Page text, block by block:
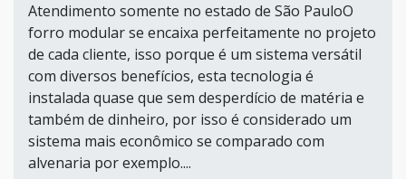
Atendimento somente no estado de São PauloO
forro modular se encaixa perfeitamente no projeto
de cada cliente, isso porque é um sistema versátil
com diversos benefícios, esta tecnologia é
instalada quase que sem desperdício de matéria e
também de dinheiro, por isso é considerado um
sistema mais econômico se comparado com
alvenaria por exemplo....